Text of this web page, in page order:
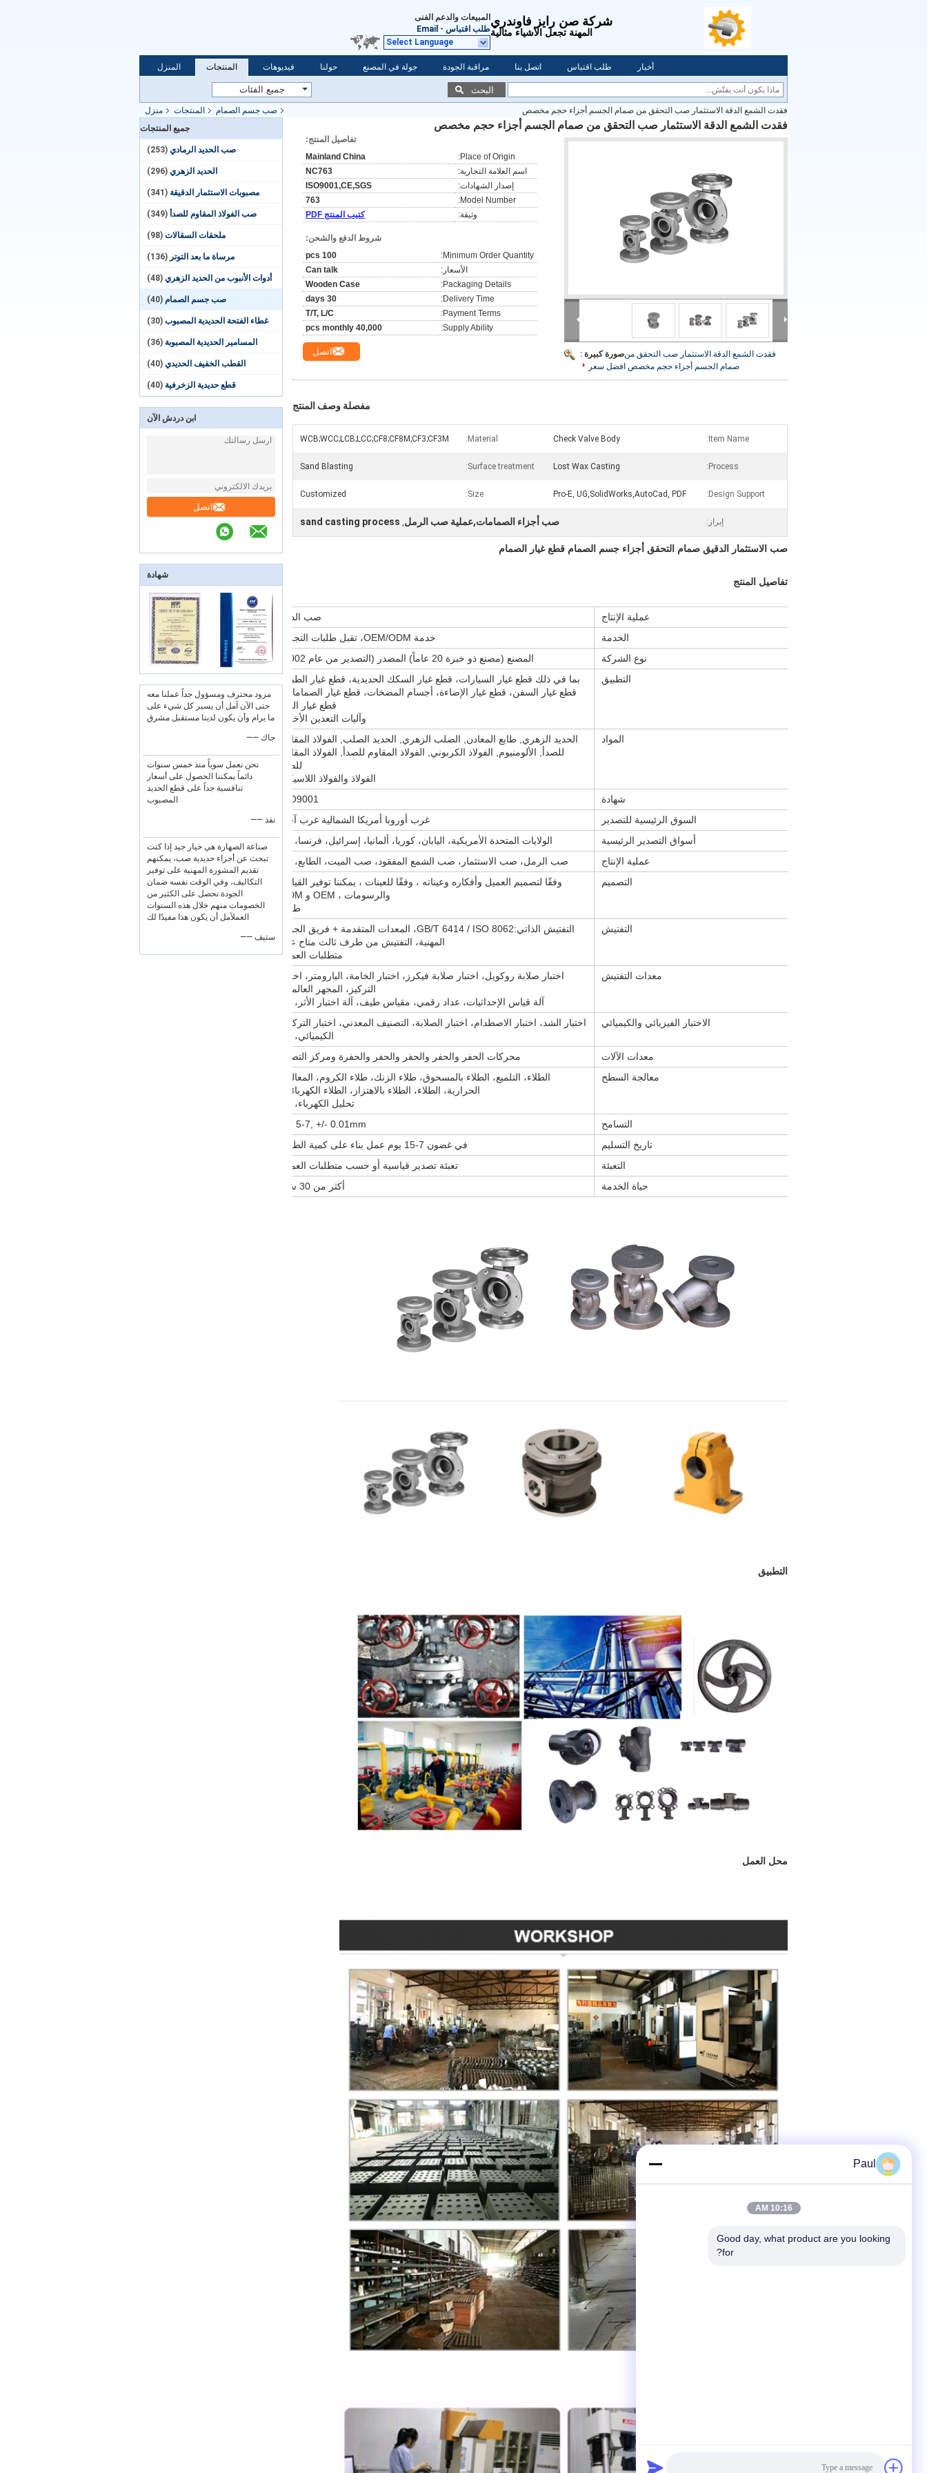
شركة صن رايز فاوندري
المهنة تجعل الأشياء مثالية
المبيعات والدعم الفنى
طلب اقتباس -
Email
Select Language
المنزل المنتجات فيديوهات حولنا جولة في المصنع مراقبة الجودة اتصل بنا طلب اقتباس أخبار
البحث
منزل المنتجات صب جسم الصمام
فقدت الشمع الدقة الاستثمار صب التحقق من صمام الجسم أجزاء حجم مخصص
جميع المنتجات
صب الحديد الرمادي (253)
الحديد الزهري (296)
مصبوبات الاستثمار الدقيقة (341)
صب الفولاذ المقاوم للصدأ (349)
ملحقات السقالات (98)
مرساة ما بعد التوتر (136)
أدوات الأنبوب من الحديد الزهري (48)
صب جسم الصمام (40)
غطاء الفتحة الحديدية المصبوب (30)
المسامير الحديدية المصبوبة (36)
القطب الخفيف الحديدي (40)
قطع حديدية الزخرفية (40)
ابن دردش الآن
اتصل
شهادة
مزود محترف ومسؤول جداً عملنا معه
حتى الآن آمل أن يسير كل شيء على
ما يرام وأن يكون لدينا مستقبل مشرق
—— جاك
نحن نعمل سوياً منذ خمس سنوات
دائماً يمكننا الحصول على أسعار
تنافسية جداً على قطع الحديد
المصبوب
—— نفذ
صناعة الصهارة هي خيار جيد إذا كنت
تبحث عن أجزاء حديدية صب، يمكنهم
تقديم المشورة المهنية على توفير
التكاليف، وفي الوقت نفسه ضمان
الجودة.نحصل على الكثير من
الخصومات منهم خلال هذه السنوات
العملآمل أن يكون هذا مفيدًا لك
—— ستيف
فقدت الشمع الدقة الاستثمار صب التحقق من صمام الجسم أجزاء حجم مخصص
صورة كبيرة :فقدت الشمع الدقة الاستثمار صب التحقق من
صمام الجسم أجزاء حجم مخصص افضل سعر
تفاصيل المنتج:
Place of Origin:
Mainland China
اسم العلامة التجارية:
NC763
إصدار الشهادات:
ISO9001,CE,SGS
Model Number:
763
وثيقة:
كتيب المنتج PDF
شروط الدفع والشحن:
Minimum Order Quantity:
100 pcs
الأسعار:
Can talk
Packaging Details:
Wooden Case
Delivery Time:
30 days
Payment Terms:
T/T, L/C
Supply Ability:
40,000 pcs monthly
اتصل
مفصلة وصف المنتج
Item Name:
Check Valve Body
Material:
WCB;WCC;LCB;LCC;CF8;CF8M;CF3;CF3M
Process:
Lost Wax Casting
Surface treatment:
Sand Blasting
Design Support:
Pro-E, UG,SolidWorks,AutoCad, PDF
Size:
Customized
إبراز: صب أجزاء الصمامات,عملية صب الرمل,
sand casting process
صب الاستثمار الدقيق صمام التحقق أجزاء جسم الصمام قطع غيار الصمام
تفاصيل المنتج
عملية الإنتاج
صب الدقة
الخدمة
خدمة OEM/ODM، تقبل طلبات التجربة
نوع الشركة
المصنع (مصنع ذو خبرة 20 عاماً) المصدر (التصدير من عام 2002)
التطبيق
بما في ذلك قطع غيار السيارات، قطع غيار السكك الحديدية، قطع غيار الطبية،
قطع غيار السفن، قطع غيار الإضاءة، أجسام المضخات، قطع غيار الصمامات،
قطع غيار البناء
وآليات التعدين الأخرى
المواد
الحديد الزهري, طابع المعادن, الصلب الزهري, الحديد الصلب, الفولاذ المقاوم
للصدأ, الألومنيوم, الفولاذ الكربوني, الفولاذ المقاوم للصدأ, الفولاذ المقاوم
للصدأ
الفولاذ والفولاذ اللاسيكي
شهادة
ISO9001
السوق الرئيسية للتصدير
غرب أوروبا أمريكا الشمالية غرب آسيا
أسواق التصدير الرئيسية
الولايات المتحدة الأمريكية، اليابان، كوريا، ألمانيا، إسرائيل، فرنسا، الخ
عملية الإنتاج
صب الرمل، صب الاستثمار، صب الشمع المفقود، صب الميت، الطابع، الخ
التصميم
وفقًا لتصميم العميل وأفكاره وعيناته ، وفقًا للعينات ، يمكننا توفير القياس
والرسومات ، OEM و ODM
طلب
التفتيش
التفتيش الذاتي:GB/T 6414 / ISO 8062، المعدات المتقدمة + فريق الجودة
المهنية، التفتيش من طرف ثالث متاح عند:
متطلبات العملاء
معدات التفتيش
اختبار صلابة روكويل، اختبار صلابة فيكرز، اختبار الخامة، البارومتر، اختبار
التركيز، المجهر العالمي،
آلة قياس الإحداثيات، عداد رقمي، مقياس طيف، آلة اختبار الأثر، الخ
الاختبار الفيزيائي والكيميائي
اختبار الشد، اختبار الاصطدام، اختبار الصلابة، التصنيف المعدني، اختبار التركيب
الكيميائي، الخ
معدات الآلات
محركات الحفر والحفر والحفر والحفر والحفرة ومركز التصنيع
معالجة السطح
الطلاء، التلميع، الطلاء بالمسحوق، طلاء الزنك، طلاء الكروم، المعالجة
الحرارية، الطلاء، الطلاء بالاهتزاز، الطلاء الكهربائي،
تحليل الكهرباء، الخ
التسامح
CT 5-7, +/- 0.01mm
تاريخ التسليم
في غضون 7-15 يوم عمل بناء على كمية الطلب
التعبئة
تعبئة تصدير قياسية أو حسب متطلبات العميل
حياة الخدمة
أكثر من 30 سنة
التطبيق
محل العمل
Paul
10:16 AM
Good day, what product are you looking
for?